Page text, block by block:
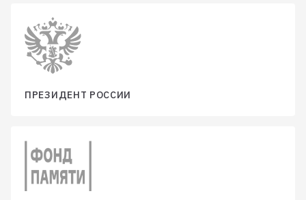
ПРЕЗИДЕНТ РОССИИ